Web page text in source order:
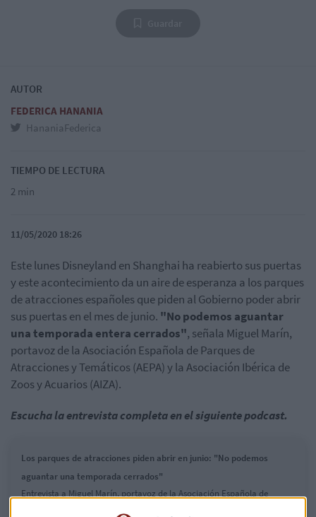
AUTOR
FEDERICA HANANIA
HananiaFederica
TIEMPO DE LECTURA
2 min
11/05/2020 18:26
Este lunes Disneyland en Shanghai ha reabierto sus puertas
y este acontecimiento da un aire de esperanza a los parques
de atracciones españoles que piden al Gobierno poder abrir
sus puertas en el mes de junio. "No podemos aguantar
una temporada entera cerrados", señala Miguel Marín,
portavoz de la Asociación Española de Parques de
Atracciones y Temáticos (AEPA) y la Asociación Ibérica de
Zoos y Acuarios (AIZA).
Escucha la entrevista completa en el siguiente podcast.
Los parques de atracciones piden abrir en junio: "No podemos
aguantar una temporada cerrados"
Entrevista a Miguel Marín, portavoz de la Asociación Española de